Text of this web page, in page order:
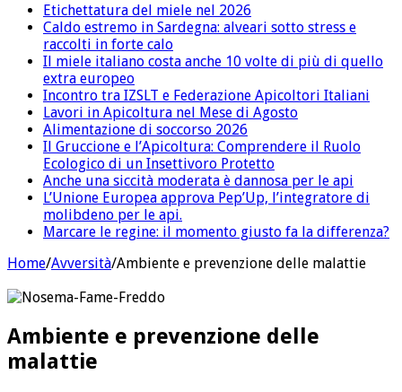
Etichettatura del miele nel 2026
Caldo estremo in Sardegna: alveari sotto stress e
raccolti in forte calo
Il miele italiano costa anche 10 volte di più di quello
extra europeo
Incontro tra IZSLT e Federazione Apicoltori Italiani
Lavori in Apicoltura nel Mese di Agosto
Alimentazione di soccorso 2026
Il Gruccione e l’Apicoltura: Comprendere il Ruolo
Ecologico di un Insettivoro Protetto
Anche una siccità moderata è dannosa per le api
L’Unione Europea approva Pep’Up, l’integratore di
molibdeno per le api.
Marcare le regine: il momento giusto fa la differenza?
Home/Avversità/Ambiente e prevenzione delle malattie
Ambiente e prevenzione delle
malattie